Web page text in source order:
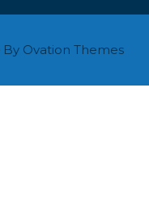
By Ovation Themes